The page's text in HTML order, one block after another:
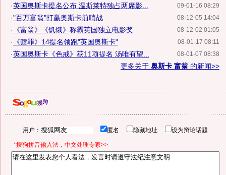
09-01-16 08:29
·英国奥斯卡提名公布 温斯莱特独占两席影...
08-12-05 14:04
·"百万富翁"打赢奥斯卡前哨战
08-12-02 01:05
· 《富翁》《饥饿》称霸英国独立电影奖
08-01-17 08:11
· 《赎罪》14提名领跑"英国奥斯卡"
08-01-07 08:38
·英国奥斯卡《色戒》获11项提名 汤唯有望...
更多关于 奥斯卡 富翁 的新闻>>
用户： 匿名 隐藏地址 设为辩论话题
*搜狗拼音输入法，中文处理专家>>